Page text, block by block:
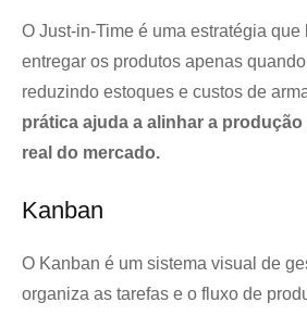
O Just-in-Time é uma estratégia
entregar os produtos apenas
reduzindo estoques e custos de
prática ajuda a alinhar a
real do mercado.
Kanban
O Kanban é um sistema visual de
organiza as tarefas e o fluxo de